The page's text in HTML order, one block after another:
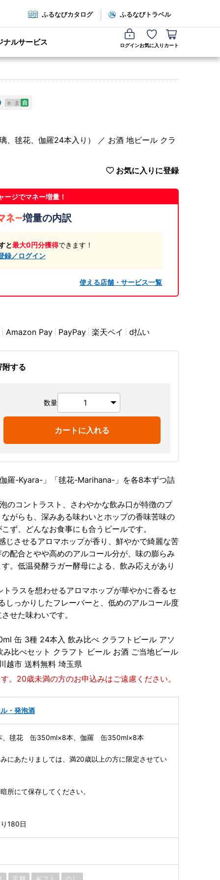
ふるなびカタログ ふるなびトラベル
ナルサービス ログインお気に入り カート
e ま 自
毬花、伽羅24本入り） ／ お酒 地ビール クラ
お気に入りに登録
ージでマネー増量！
増量の内訳
と最大0円分獲得できます！
録／ログイン
使える店舗・サービス一覧
Amazon Pay PayPay 楽天ペイ d払い
する
数量
カートに入れる
羅-Kyara-」「毬花-Marihana-」を各8本ずつ詰
のコントラスト、さわやかな飲み口が特徴のプ
がらも、深みある味わいとホップの香味苦味の
ず、どんなお食事にも合うビールです。
させるアロマホップが香り、鮮やかで綺麗な苦
配合とやや高めのアルコール分が、味の膨らみ
。低温発酵ラガー酵母による、飲み応えがあり
ラスを想わせるアロマホップが華やかに香るセ
しっかりしたフレーバーと、低めのアルコール度
せた味わいです。
缶 3種 24本入 飲み比べ クラフトビール アソ
比べセット クラフト ビール お酒 ご当地ビール
越市 送料無料 埼玉県
。20歳未満の方のお申込みはご遠慮ください。
・発泡酒
毬花 缶350ml×8本、伽羅 缶350ml×8本
にあたりましては、満20歳以上の方に限定させてい
所にて保存してください。
180日